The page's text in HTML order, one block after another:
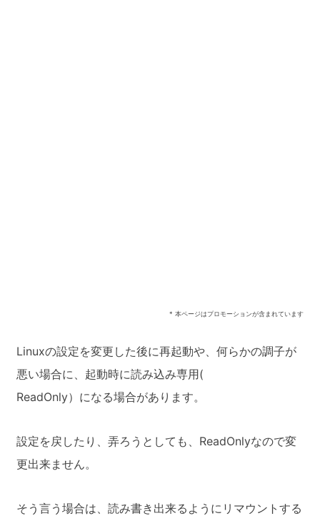
* 本ページはプロモーションが含まれています
Linuxの設定を変更した後に再起動や、何らかの調子が
悪い場合に、起動時に読み込み専用(
ReadOnly）になる場合があります。
設定を戻したり、弄ろうとしても、ReadOnlyなので変
更出来ません。
そう言う場合は、読み書き出来るようにリマウントする